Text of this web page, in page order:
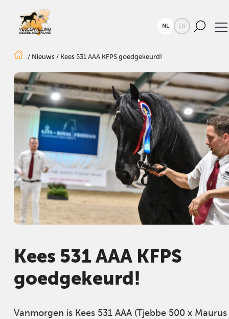
NL EN
/ Nieuws/ Kees 531 AAA KFPS goedgekeurd!
Kees 531 AAA KFPS
goedgekeurd!
Vanmorgen is Kees 531 AAA (Tjebbe 500 x Maurus